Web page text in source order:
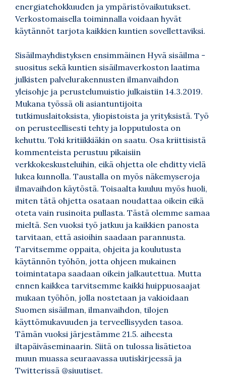
energiatehokkuuden ja ympäristövaikutukset.
Verkostomaisella toiminnalla voidaan hyvät
käytännöt tarjota kaikkien kuntien sovellettaviksi.
Sisäilmayhdistyksen ensimmäinen Hyvä sisäilma -
suositus sekä kuntien sisäilmaverkoston laatima
julkisten palvelurakennusten ilmanvaihdon
yleisohje ja perustelumuistio julkaistiin 14.3.2019.
Mukana työssä oli asiantuntijoita
tutkimuslaitoksista, yliopistoista ja yrityksistä. Työ
on perusteellisesti tehty ja lopputulosta on
kehuttu. Toki kritiikkiäkin on saatu. Osa kriittisistä
kommenteista perustuu pikaisiin
verkkokeskusteluihin, eikä ohjetta ole ehditty vielä
lukea kunnolla. Taustalla on myös näkemyseroja
ilmavaihdon käytöstä. Toisaalta kuuluu myös huoli,
miten tätä ohjetta osataan noudattaa oikein eikä
oteta vain rusinoita pullasta. Tästä olemme samaa
mieltä. Sen vuoksi työ jatkuu ja kaikkien panosta
tarvitaan, että asioihin saadaan parannusta.
Tarvitsemme oppaita, ohjeita ja koulutusta
käytännön työhön, jotta ohjeen mukainen
toimintatapa saadaan oikein jalkautettua. Mutta
ennen kaikkea tarvitsemme kaikki huippuosaajat
mukaan työhön, jolla nostetaan ja vakioidaan
Suomen sisäilman, ilmanvaihdon, tilojen
käyttömukavuuden ja terveellisyyden tasoa.
Tämän vuoksi järjestämme 21.5. aiheesta
iltapäiväseminaarin. Siitä on tulossa lisätietoa
muun muassa seuraavassa uutiskirjeessä ja
Twitterissä @siuutiset.